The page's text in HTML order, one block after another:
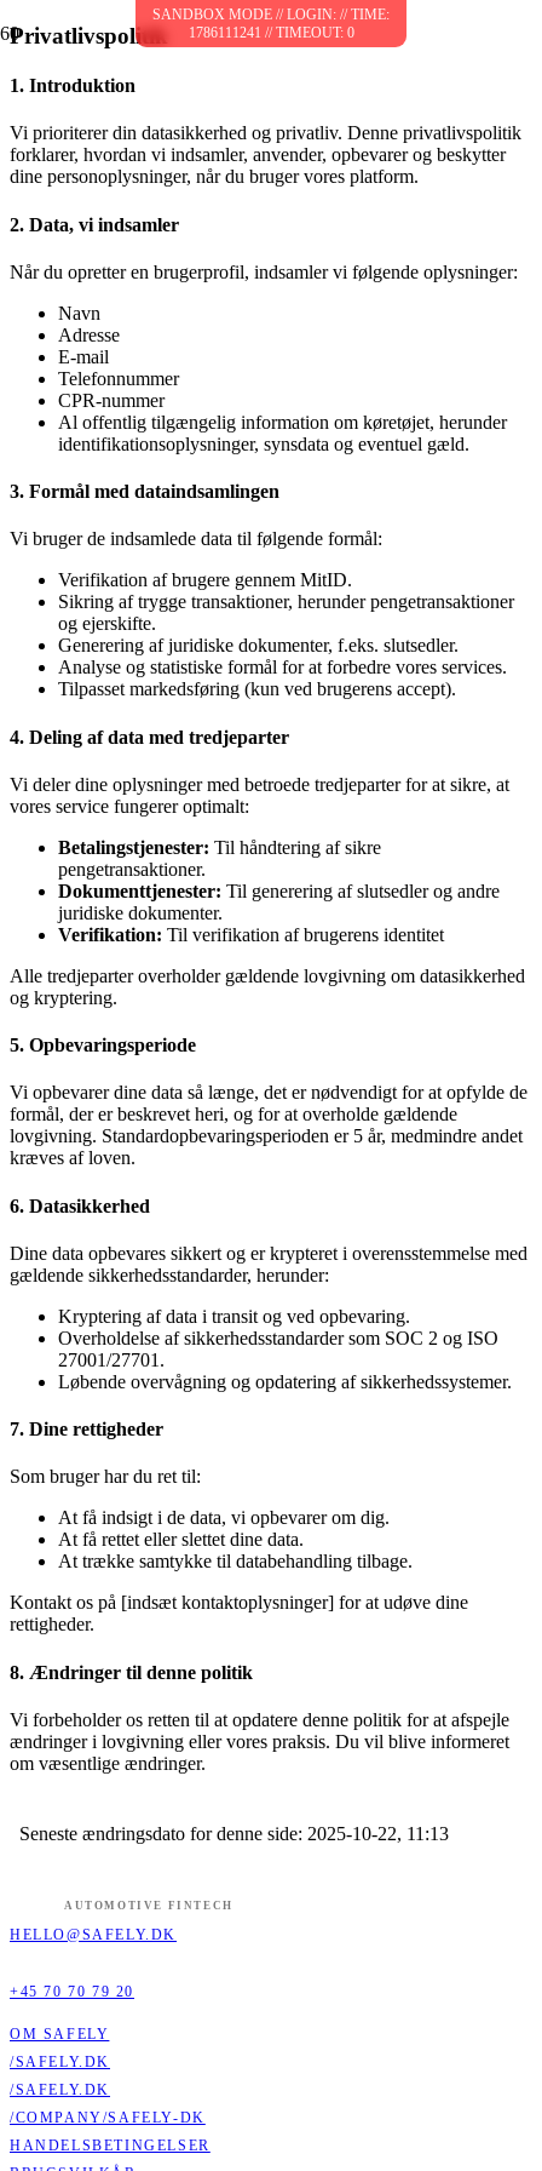
Privatlivspolitik
1. Introduktion
Vi prioriterer din datasikkerhed og privatliv. Denne privatlivspolitik
forklarer, hvordan vi indsamler, anvender, opbevarer og beskytter
dine personoplysninger, når du bruger vores platform.
2. Data, vi indsamler
Når du opretter en brugerprofil, indsamler vi følgende oplysninger:
Navn
Adresse
E-mail
Telefonnummer
CPR-nummer
Al offentlig tilgængelig information om køretøjet, herunder
identifikationsoplysninger, synsdata og eventuel gæld.
3. Formål med dataindsamlingen
Vi bruger de indsamlede data til følgende formål:
Verifikation af brugere gennem MitID.
Sikring af trygge transaktioner, herunder pengetransaktioner
og ejerskifte.
Generering af juridiske dokumenter, f.eks. slutsedler.
Analyse og statistiske formål for at forbedre vores services.
Tilpasset markedsføring (kun ved brugerens accept).
4. Deling af data med tredjeparter
Vi deler dine oplysninger med betroede tredjeparter for at sikre, at
vores service fungerer optimalt:
Betalingstjenester: Til håndtering af sikre
pengetransaktioner.
Dokumenttjenester: Til generering af slutsedler og andre
juridiske dokumenter.
Verifikation: Til verifikation af brugerens identitet
Alle tredjeparter overholder gældende lovgivning om datasikkerhed
og kryptering.
5. Opbevaringsperiode
Vi opbevarer dine data så længe, det er nødvendigt for at opfylde de
formål, der er beskrevet heri, og for at overholde gældende
lovgivning. Standardopbevaringsperioden er 5 år, medmindre andet
kræves af loven.
6. Datasikkerhed
Dine data opbevares sikkert og er krypteret i overensstemmelse med
gældende sikkerhedsstandarder, herunder:
Kryptering af data i transit og ved opbevaring.
Overholdelse af sikkerhedsstandarder som SOC 2 og ISO
27001/27701.
Løbende overvågning og opdatering af sikkerhedssystemer.
7. Dine rettigheder
Som bruger har du ret til:
At få indsigt i de data, vi opbevarer om dig.
At få rettet eller slettet dine data.
At trække samtykke til databehandling tilbage.
Kontakt os på [indsæt kontaktoplysninger] for at udøve dine
rettigheder.
8. Ændringer til denne politik
Vi forbeholder os retten til at opdatere denne politik for at afspejle
ændringer i lovgivning eller vores praksis. Du vil blive informeret
om væsentlige ændringer.
Seneste ændringsdato for denne side: 2025-10-22, 11:13
AUTOMOTIVE FINTECH
HELLO@SAFELY.DK
+45 70 70 79 20
OM SAFELY
/SAFELY.DK
/SAFELY.DK
/COMPANY/SAFELY-DK
HANDELSBETINGELSER